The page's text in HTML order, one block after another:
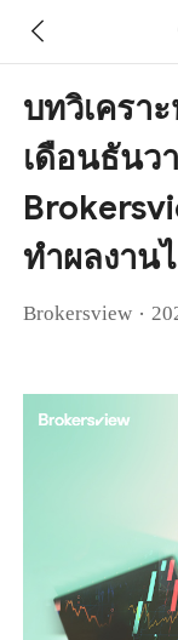
บทวิเครา
เดือนธันว
ทำผลงาน
Brokersview ·